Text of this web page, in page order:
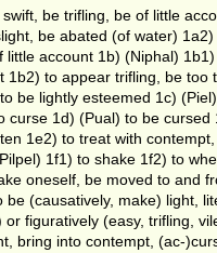
be trifling, be of little
be abated (of water)
little account 1b) (Niphal) 1b1)
1b2) to appear trifling, be too
be lightly esteemed 1c)
curse 1d) (Pual) to be cursed
1e2) to treat with
1f1) to shake 1f2) to
oneself, be moved to and
(causatively, make) light,
figuratively (easy, trifling,
bring into contempt, (ac-